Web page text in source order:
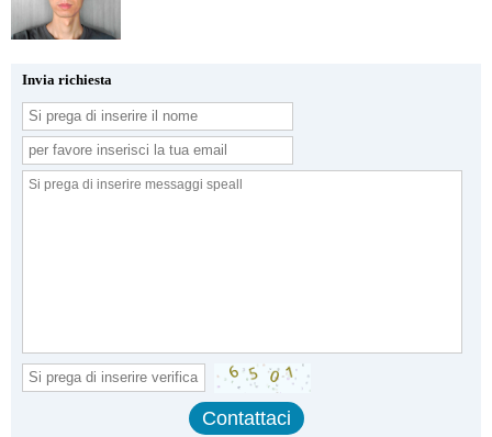
Invia richiesta